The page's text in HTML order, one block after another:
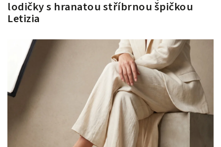
lodičky s hranatou stříbrnou špičkou
Letizia